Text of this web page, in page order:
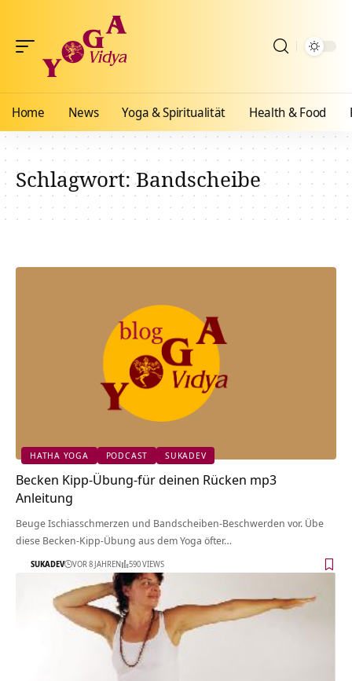
Home News Yoga & Spiritualität Health & Food
Schlagwort:Bandscheibe
HATHA YOGA PODCAST SUKADEV
Becken Kipp-Übung-für deinen Rücken mp3
Anleitung
Beuge Ischiasschmerzen und Bandscheiben-Beschwerden vor. Übe
diese Becken-Kipp-Übung aus dem Yoga öfter…
SUKADEV VOR 8 JAHREN 590 VIEWS